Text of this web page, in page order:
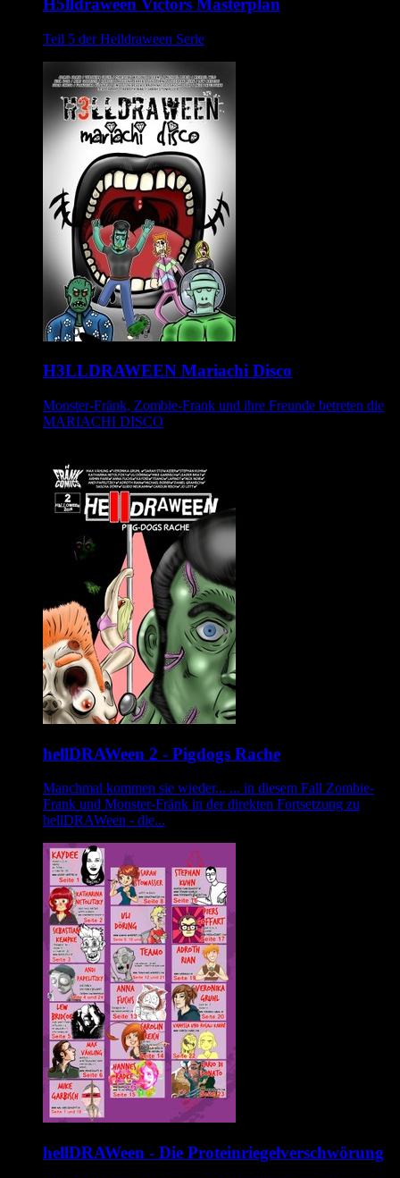
H5lldraween Victors Masterplan
Teil 5 der Helldraween Serie
H3LLDRAWEEN Mariachi Disco
Monster-Fränk, Zombie-Frank und ihre Freunde betreten die
MARIACHI DISCO
hellDRAWeen 2 - Pigdogs Rache
Manchmal kommen sie wieder... ... in diesem Fall Zombie-
Frank und Monster-Fränk in der direkten Fortsetzung zu
hellDRAWeen - die...
hellDRAWeen - Die Proteinriegelverschwörung